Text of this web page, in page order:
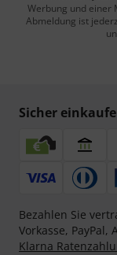
Werbung und einer
Abmeldung ist
Sicher
Bezahlen Sie
Vorkasse, PayPal,
Klarna